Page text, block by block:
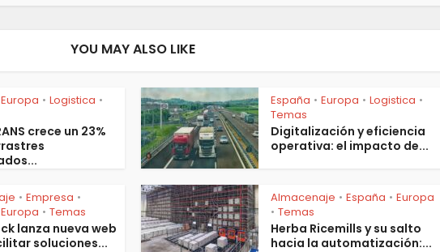
YOU MAY ALSO LIKE
Europa • Logistica •
crece un 23%
España • Europa • Logistica •
Temas
Digitalización y eficiencia
operativa: el impacto de...
• Empresa •
Europa • Temas
lanza nueva web
soluciones...
Almacenaje • España • Europa
• Temas
Herba Ricemills y su salto
hacia la automatización:...